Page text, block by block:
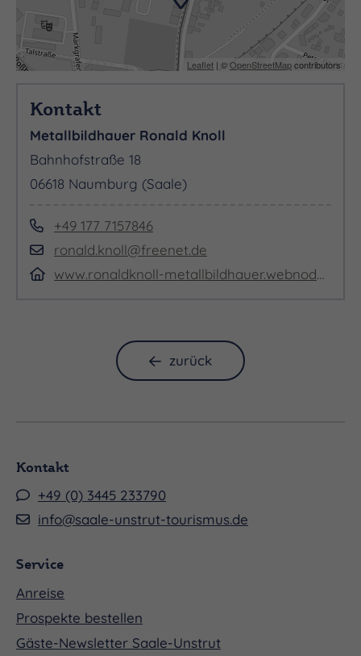
Leaflet | ©OpenStreetMapcontributors
Kontakt
Metallbildhauer Ronald Knoll
Bahnhofstraße 18
06618 Naumburg (Saale)
+49 177 7157846
ronald.knoll@freenet.de
www.ronaldknoll-metallbildhauer.webnode.page
zurück
Kontakt
+49 (0) 3445 233790
info@saale-unstrut-tourismus.de
Service
Anreise
Prospekte bestellen
Gäste-Newsletter Saale-Unstrut